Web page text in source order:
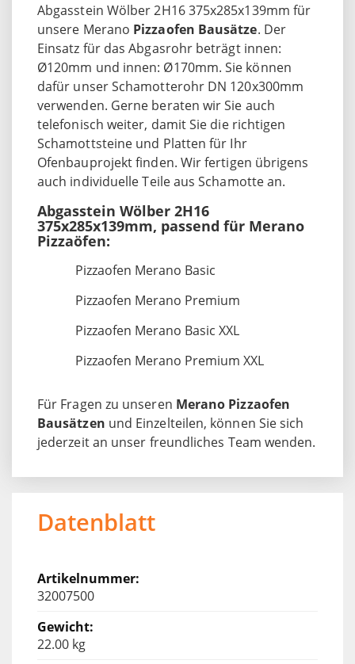
Abgasstein Wölber 2H16 375x285x139mm für
unsere Merano Pizzaofen Bausätze. Der
Einsatz für das Abgasrohr beträgt innen:
Ø120mm und innen: Ø170mm. Sie können
dafür unser Schamotterohr DN 120x300mm
verwenden. Gerne beraten wir Sie auch
telefonisch weiter, damit Sie die richtigen
Schamottsteine und Platten für Ihr
Ofenbauprojekt finden. Wir fertigen übrigens
auch individuelle Teile aus Schamotte an.
Abgasstein Wölber 2H16
375x285x139mm, passend für Merano
Pizzaöfen:
Pizzaofen Merano Basic
Pizzaofen Merano Premium
Pizzaofen Merano Basic XXL
Pizzaofen Merano Premium XXL
Für Fragen zu unseren Merano Pizzaofen
Bausätzen und Einzelteilen, können Sie sich
jederzeit an unser freundliches Team wenden.
Datenblatt
32007500
22.00 kg